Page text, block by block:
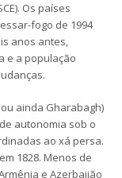
Os países
fogo de 1994
anos antes,
e a população
ainda Gharabagh)
autonomia sob o
ao xá persa.
1828. Menos de
e Azerbaijão